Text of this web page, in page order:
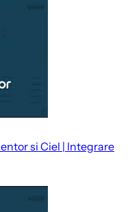
si Ciel | Integrare